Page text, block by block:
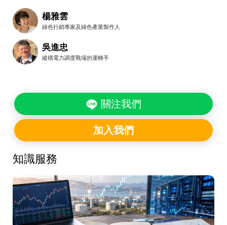
楊雅雲
綠色行銷專家及綠色產業製作人
吳進忠
縱橫電力調度戰場的運轉手
關注我們
加入我們
知識服務